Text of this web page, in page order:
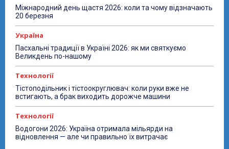
Міжнародний день щастя 2026: коли та чому відзначають
20 березня
Україна
Пасхальні традиції в Україні 2026: як ми святкуємо
Великдень по-нашому
Технології
Тістоподільник і тістоокруглювач: коли руки вже не
встигають, а брак виходить дорожче машини
Технології
Водогони 2026: Україна отримала мільярди на
відновлення — але чи правильно їх витрачає